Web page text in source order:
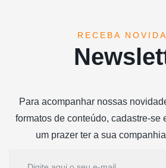
RECEBA
Para acompanhar nossas
formatos de conteúdo, cadastre-se
um prazer ter a sua